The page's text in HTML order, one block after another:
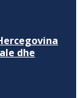
dhe